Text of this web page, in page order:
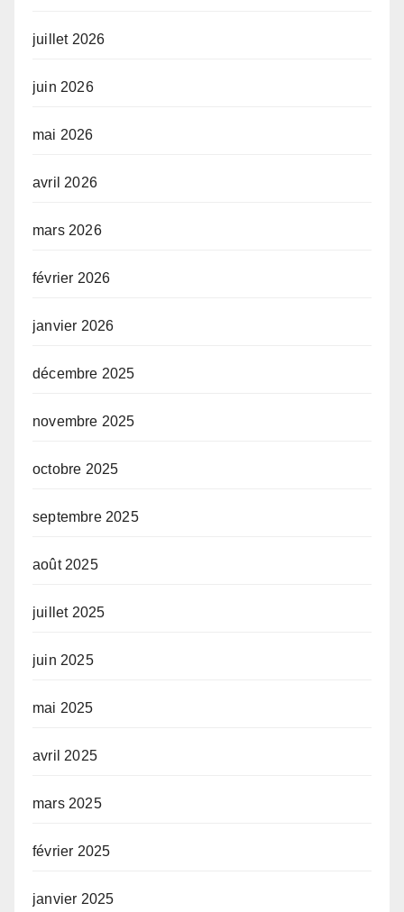
juillet 2026
juin 2026
mai 2026
avril 2026
mars 2026
février 2026
janvier 2026
décembre 2025
novembre 2025
octobre 2025
septembre 2025
août 2025
juillet 2025
juin 2025
mai 2025
avril 2025
mars 2025
février 2025
janvier 2025